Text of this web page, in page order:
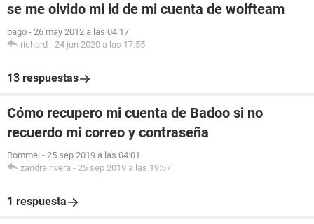
se me olvido mi id de mi cuenta de wolfteam
bago - 26 may 2012 a las 04:17
richard - 24 jun 2020 a las 17:55
13 respuestas
Cómo recupero mi cuenta de Badoo si no
recuerdo mi correo y contraseña
Rommel - 25 sep 2019 a las 04:01
zandra.rivera - 25 sep 2019 a las 19:57
1 respuesta